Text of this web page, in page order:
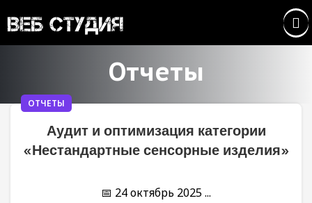
Отчеты
ОТЧЕТЫ
Аудит и оптимизация категории
«Нестандартные сенсорные изделия»
📅 24 октябрь 2025 ...